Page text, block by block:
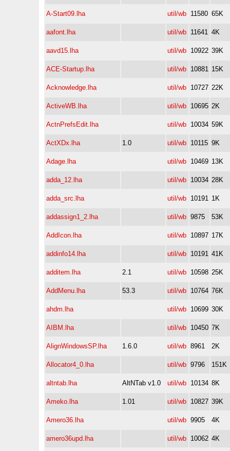
A-Start09.lha util/wb 11580 65K
aafont.lha util/wb 11641 4K
aavd15.lha util/wb 10922 39K
ACE-Startup.lha util/wb 10881 15K
Acknowledge.lha util/wb 10727 22K
ActiveWB.lha util/wb 10695 2K
ActnPrefsEdit.lha util/wb 10034 59K
ActXDx.lha 1.0 util/wb 10115 9K
Adage.lha util/wb 10469 13K
adda_12.lha util/wb 10034 28K
adda_src.lha util/wb 10191 1K
addassign1_2.lha util/wb 9875 53K
AddIcon.lha util/wb 10897 17K
addinfo14.lha util/wb 10191 41K
additem.lha 2.1 util/wb 10598 25K
AddMenu.lha 53.3 util/wb 10764 76K
ahdm.lha util/wb 10699 30K
AIBM.lha util/wb 10450 7K
AlignWindowsSP.lha 1.6.0 util/wb 8961 2K
Allocator4_0.lha util/wb 9796 151K
altntab.lha AltNTab v1.0 util/wb 10134 8K
Ameko.lha 1.01 util/wb 10827 39K
Amero36.lha util/wb 9905 4K
amero36upd.lha util/wb 10062 4K